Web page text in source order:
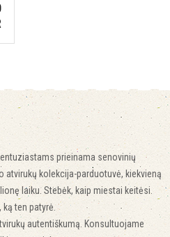
prieinama senovinių
atvirukų kolekcija-parduotuvė, kiekvieną
laiku. Stebėk, kaip miestai keitėsi.
ten patyrė.
autentiškumą. Konsultuojame